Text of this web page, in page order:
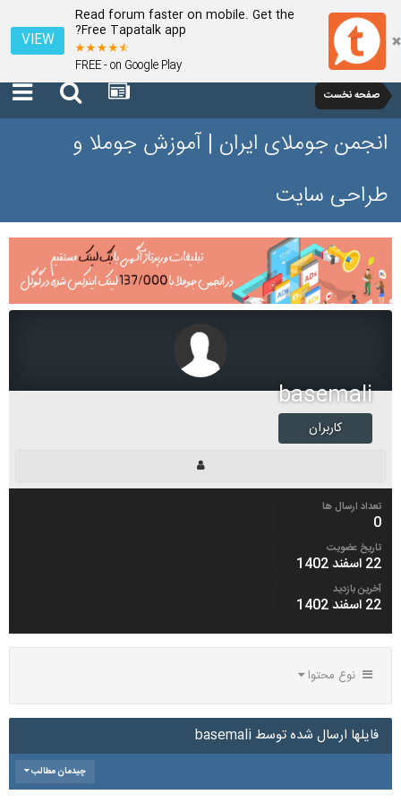
Read forum faster on mobile. Get the
Free Tapatalk app?
FREE - on Google Play
VIEW
صفحه نخست
انجمن جوملای ایران | آموزش جوملا و
طراحی سایت
basemali
کاربران
تعداد ارسال ها
0
تاریخ عضویت
22 اسفند 1402
آخرین بازدید
22 اسفند 1402
نوع محتوا
فایلها ارسال شده توسط basemali
چیدمان مطالب